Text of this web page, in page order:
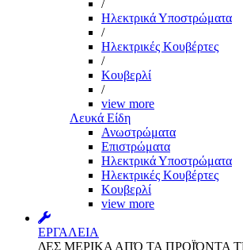
/
Ηλεκτρικά Υποστρώματα
/
Ηλεκτρικές Κουβέρτες
/
Κουβερλί
/
view more
Λευκά Είδη
Ανωστρώματα
Επιστρώματα
Ηλεκτρικά Υποστρώματα
Ηλεκτρικές Κουβέρτες
Κουβερλί
view more
ΕΡΓΑΛΕΙΑ
ΔΕΣ ΜΕΡΙΚΑ ΑΠΌ ΤΑ ΠΡΟΪΌΝΤΑ